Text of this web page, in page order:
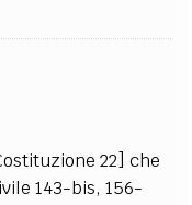
22] che
143-bis, 156-